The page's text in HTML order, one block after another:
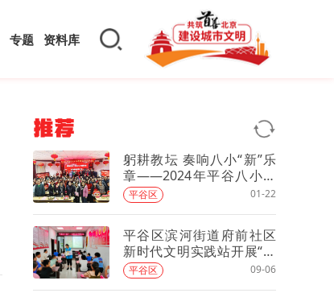
专题 资料库
推荐
躬耕教坛 奏响八小“新”乐
章——2024年平谷八小教
职工迎新联欢会活动
平谷区 01-22
平谷区滨河街道府前社区
新时代文明实践站开展“读
懂历史——故宫”全民阅读
活动
平谷区 09-06